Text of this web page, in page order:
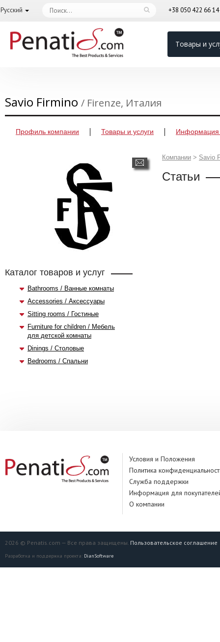
Русский +38 050 422 66 14
Товары и
Savio Firmino / Firenze, Италия
Профиль компании Товары и услуги Информация
Каталог товаров и услуг
Bathrooms / Ванные комнаты
Accessories / Аксессуары
Sitting rooms / Гостиные
Furniture for children / Мебель
для детской комнаты
Dinings / Столовые
Bedrooms / Спальни
Компании > Savio
Статьи
Условия и Положения
Политика
Служба поддержки
Информация для
О компании
2026 © Penatis.com — Все права защищены. Пользовательское соглашение
Разработка и поддержка проекта: DianSoftware